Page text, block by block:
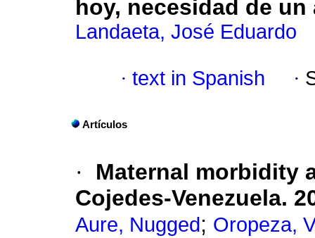
hoy, necesidad de
Landaeta, José Eduardo
· text in Spanish ·
Artículos
·
Maternal morbidity
Cojedes-Venezuela.
Aure, Nugged ; Oropeza,